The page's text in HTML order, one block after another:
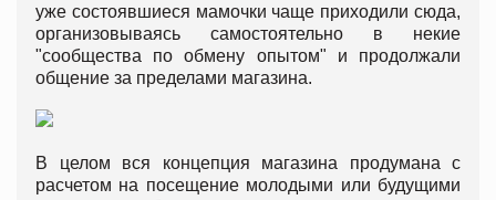
уже состоявшиеся мамочки чаще приходили сюда,
организовываясь самостоятельно в некие
"сообщества по обмену опытом" и продолжали
общение за пределами магазина.
В целом вся концепция магазина продумана с
расчетом на посещение молодыми или будущими